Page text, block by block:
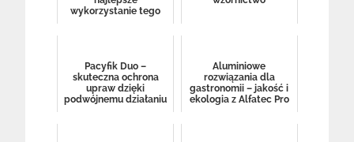
wykorzystanie tego
Pacyfik Duo –
skuteczna ochrona
upraw dzięki
podwójnemu działaniu
Aluminiowe
rozwiązania dla
gastronomii – jakość i
ekologia z Alfatec Pro